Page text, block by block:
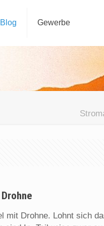
Blog Gewerbe
mit Drohne. Lohnt sich